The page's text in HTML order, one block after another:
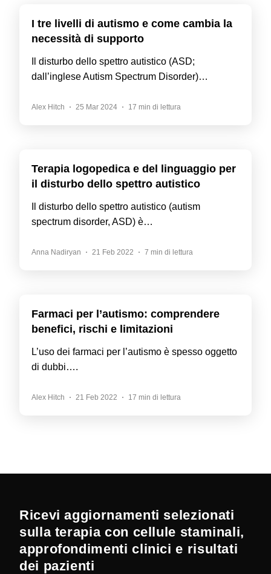
I tre livelli di autismo e come cambia la
necessità di supporto
Il disturbo dello spettro autistico (ASD;
dall’inglese Autism Spectrum Disorder)…
Alex Hitch 25 Mar 2024 17 min di lettura
Terapia logopedica e del linguaggio per
il disturbo dello spettro autistico
Il disturbo dello spettro autistico (autism
spectrum disorder, ASD) è…
Anna Nadiryan 21 Feb 2022 7 min di lettura
Farmaci per l’autismo: comprendere
benefici, rischi e limitazioni
L’uso dei farmaci per l’autismo è spesso oggetto
di dubbi….
Alex Hitch 21 Feb 2022 17 min di lettura
Ricevi aggiornamenti selezionati
sulla terapia con cellule staminali,
approfondimenti clinici e risultati
dei pazienti